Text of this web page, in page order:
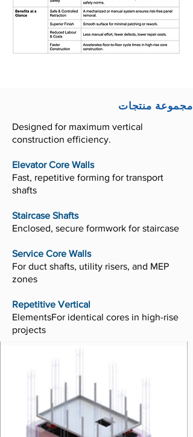
مجموعة منتجات
Designed for maximum vertical
construction efficiency.
Elevator Core Walls
Fast, repetitive forming for transport
shafts
Staircase Shafts
Enclosed, secure formwork for staircase
Service Core Walls
For duct shafts, utility risers, and MEP
zones
Repetitive Vertical
ElementsFor identical cores in high-rise
projects